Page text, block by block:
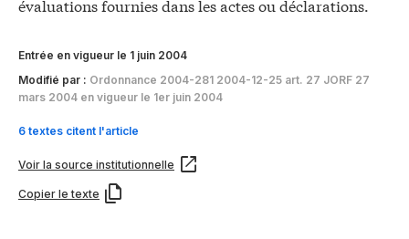
évaluations fournies dans les actes ou déclarations.
Entrée en vigueur le 1 juin 2004
Modifié par : Ordonnance 2004-281 2004-12-25 art. 27 JORF 27
mars 2004 en vigueur le 1er juin 2004
6 textes citent l'article
Voir la source institutionnelle
Copier le texte